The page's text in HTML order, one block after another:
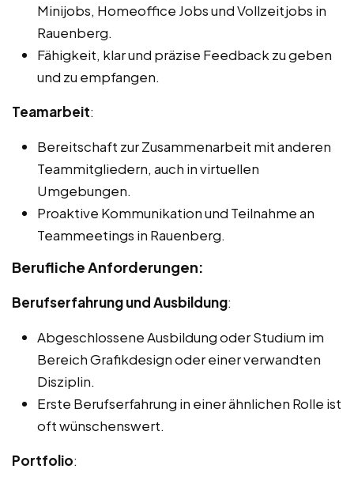
Minijobs, Homeoffice Jobs und Vollzeitjobs in
Rauenberg.
Fähigkeit, klar und präzise Feedback zu geben
und zu empfangen.
Teamarbeit:
Bereitschaft zur Zusammenarbeit mit anderen
Teammitgliedern, auch in virtuellen
Umgebungen.
Proaktive Kommunikation und Teilnahme an
Teammeetings in Rauenberg.
Berufliche Anforderungen:
Berufserfahrung und Ausbildung:
Abgeschlossene Ausbildung oder Studium im
Bereich Grafikdesign oder einer verwandten
Disziplin.
Erste Berufserfahrung in einer ähnlichen Rolle ist
oft wünschenswert.
Portfolio: